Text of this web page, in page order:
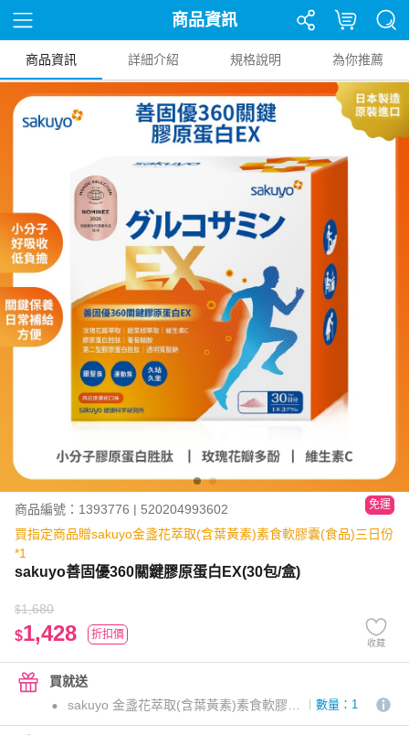
商品資訊
商品資訊 詳細介紹 規格說明 為你推薦
商品編號：1393776 | 520204993602 免運
買指定商品贈sakuyo金盞花萃取(含葉黃素)素食軟膠囊(食品)三日份
*1
sakuyo善固優360關鍵膠原蛋白EX(30包/盒)
$1,680
$1,428 折扣價
收藏
買就送
sakuyo 金盞花萃取(含葉黃素)素食軟膠囊(食品)三日份
數量：1